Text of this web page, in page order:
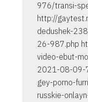
976/transi-
http://
dedushek-
26-987.php
video-ebut-
2021-08-09-
gey-porno-
russkie-